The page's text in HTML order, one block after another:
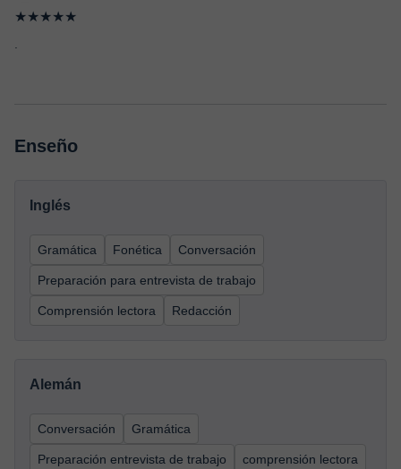
★★★★★
Enseño
Inglés
Gramática Fonética Conversación
Preparación para entrevista de trabajo
Comprensión lectora Redacción
Alemán
Conversación Gramática
Preparación entrevista de trabajo comprensión lectora